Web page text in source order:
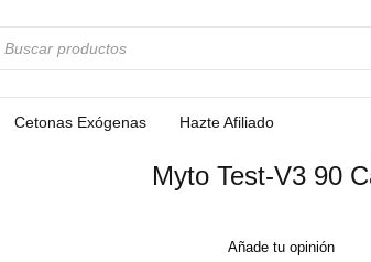
Cetonas Exógenas Hazte Afiliado
Myto Test-V3 90
Añade tu opinión